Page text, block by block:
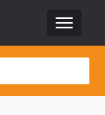
Toggle